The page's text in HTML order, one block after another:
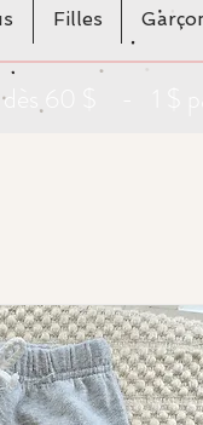
Filles
dès 60 $ - 1